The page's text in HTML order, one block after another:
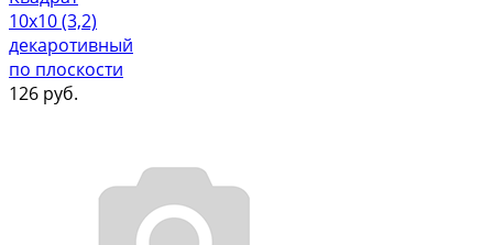
10х10 (3,2)
декаротивный
по плоскости
126 руб.